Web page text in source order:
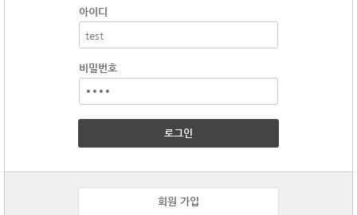
아이디
비밀번호
로그인
회원 가입